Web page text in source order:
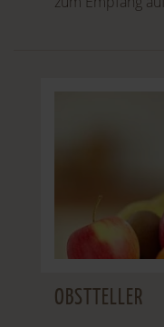
OBSTTELLER